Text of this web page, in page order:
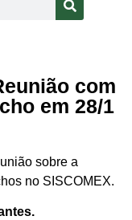
com
em 28/1
sobre a
no SISCOMEX.